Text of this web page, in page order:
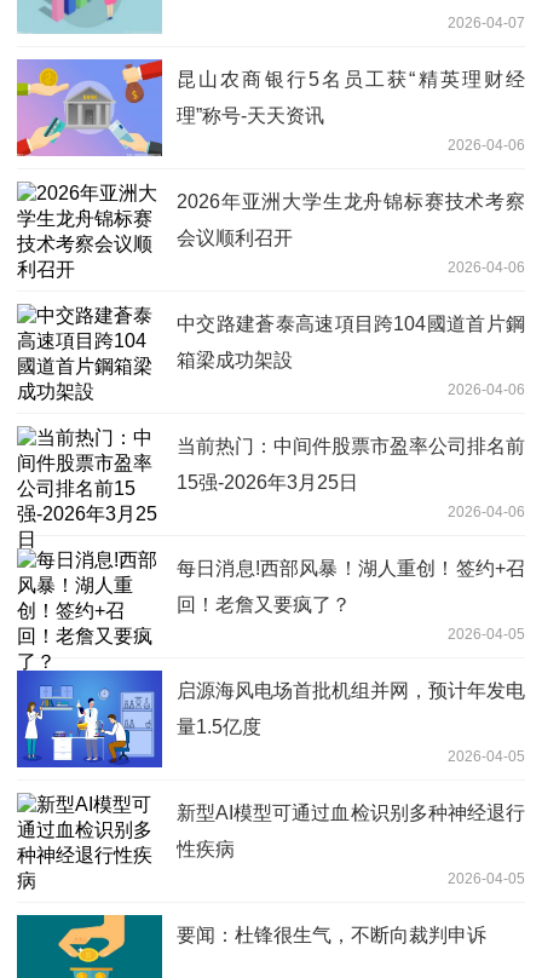
2026-04-07
昆山农商银行5名员工获“精英理财经
理”称号-天天资讯
2026-04-06
2026年亚洲大学生龙舟锦标赛技术考察
会议顺利召开
2026-04-06
中交路建蒼泰高速項目跨104國道首片鋼
箱梁成功架設
2026-04-06
当前热门：中间件股票市盈率公司排名前
15强-2026年3月25日
2026-04-06
每日消息!西部风暴！湖人重创！签约+召
回！老詹又要疯了？
2026-04-05
启源海风电场首批机组并网，预计年发电
量1.5亿度
2026-04-05
新型AI模型可通过血检识别多种神经退行
性疾病
2026-04-05
要闻：杜锋很生气，不断向裁判申诉